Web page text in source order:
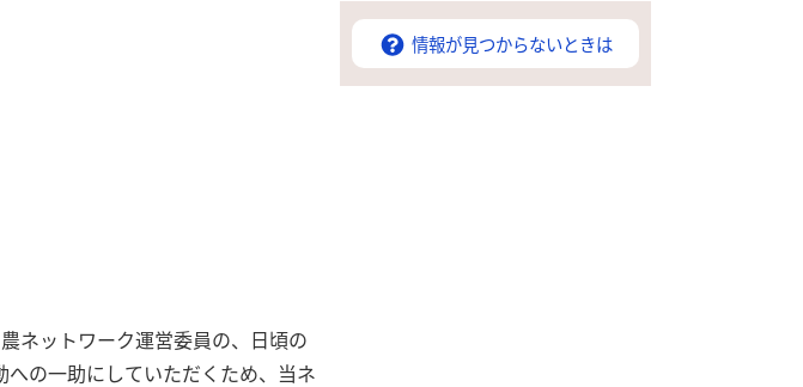
ネットワーク運営委員の、日頃の
の一助にしていただくため、当ネ
情報が見つからないときは